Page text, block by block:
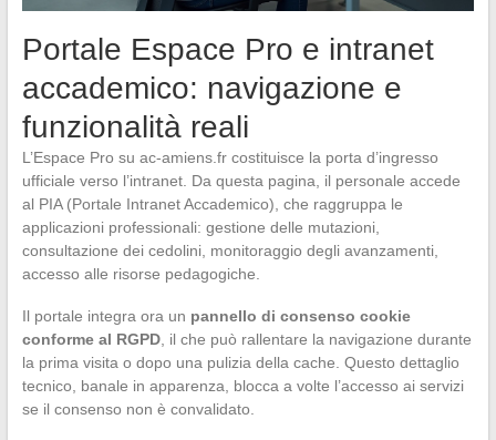
Portale Espace Pro e intranet
accademico: navigazione e
funzionalità reali
L’Espace Pro su ac-amiens.fr costituisce la porta d’ingresso
ufficiale verso l’intranet. Da questa pagina, il personale accede
al PIA (Portale Intranet Accademico), che raggruppa le
applicazioni professionali: gestione delle mutazioni,
consultazione dei cedolini, monitoraggio degli avanzamenti,
accesso alle risorse pedagogiche.
Il portale integra ora un pannello di consenso cookie
conforme al RGPD, il che può rallentare la navigazione durante
la prima visita o dopo una pulizia della cache. Questo dettaglio
tecnico, banale in apparenza, blocca a volte l’accesso ai servizi
se il consenso non è convalidato.